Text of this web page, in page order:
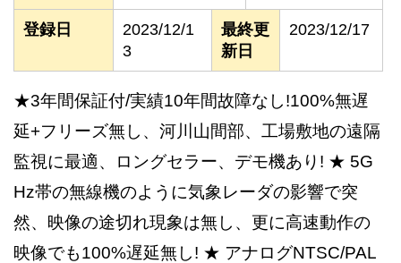
登録日
2023/12/1
3
最終更
新日
2023/12/17
★3年間保証付/実績10年間故障なし!100%無遅
延+フリーズ無し、河川山間部、工場敷地の遠隔
監視に最適、ロングセラー、デモ機あり! ★ 5G
Hz帯の無線機のように気象レーダの影響で突
然、映像の途切れ現象は無し、更に高速動作の
映像でも100%遅延無し! ★ アナログNTSC/PAL